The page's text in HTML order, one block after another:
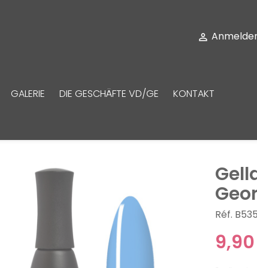

GALERIE DIE GESCHÄFTE VD/GE KONTAKT
Réf. B535
9,90